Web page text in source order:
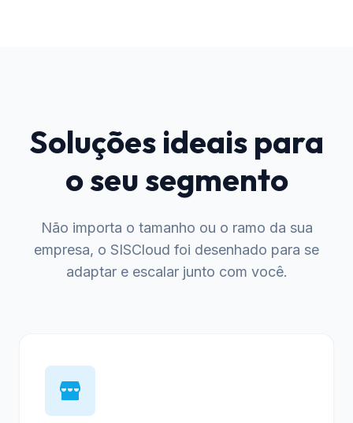
Soluções ideais para
o seu segmento
Não importa o tamanho ou o ramo da sua
empresa, o SISCloud foi desenhado para se
adaptar e escalar junto com você.